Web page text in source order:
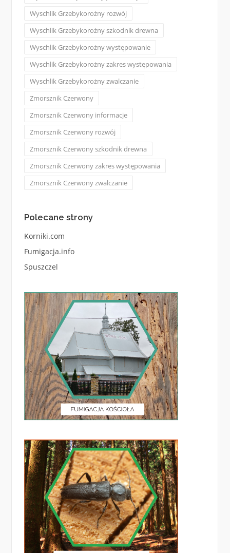
Wyschlik Grzebykorożny rozwój
Wyschlik Grzebykorożny szkodnik drewna
Wyschlik Grzebykorożny występowanie
Wyschlik Grzebykorożny zakres występowania
Wyschlik Grzebykorożny zwalczanie
Zmorsznik Czerwony
Zmorsznik Czerwony informacje
Zmorsznik Czerwony rozwój
Zmorsznik Czerwony szkodnik drewna
Zmorsznik Czerwony zakres występowania
Zmorsznik Czerwony zwalczanie
Polecane strony
Korniki.com
Fumigacja.info
Spuszczel